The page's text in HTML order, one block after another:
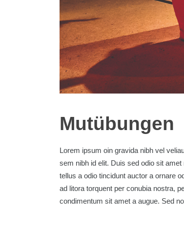
Mutübungen
Lorem ipsum oin gravida nibh vel
sem nibh id elit. Duis sed odio sit
tellus a odio tincidunt auctor a ornare
ad litora torquent per conubia nostra,
condimentum sit amet a augue. Sed